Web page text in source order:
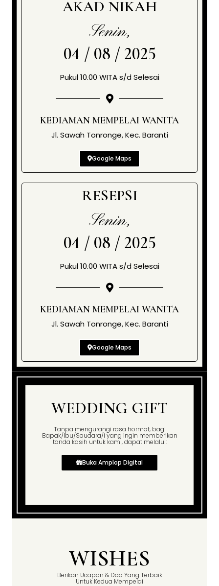
AKAD NIKAH
Senin,
04 / 08 / 2025
Pukul 10.00 WITA s/d Selesai
KEDIAMAN MEMPELAI WANITA
Jl. Sawah Tonronge, Kec. Baranti
Google Maps
RESEPSI
Senin,
04 / 08 / 2025
Pukul 10.00 WITA s/d Selesai
KEDIAMAN MEMPELAI WANITA
Jl. Sawah Tonronge, Kec. Baranti
Google Maps
WEDDING GIFT
Tanpa mengurangi rasa hormat, bagi
Bapak/Ibu/Saudara/i yang ingin memberikan
tanda kasih untuk kami, dapat melalui:
Buka Amplop Digital
WISHES
Berikan Ucapan & Doa Yang Terbaik
Untuk Kedua Mempelai